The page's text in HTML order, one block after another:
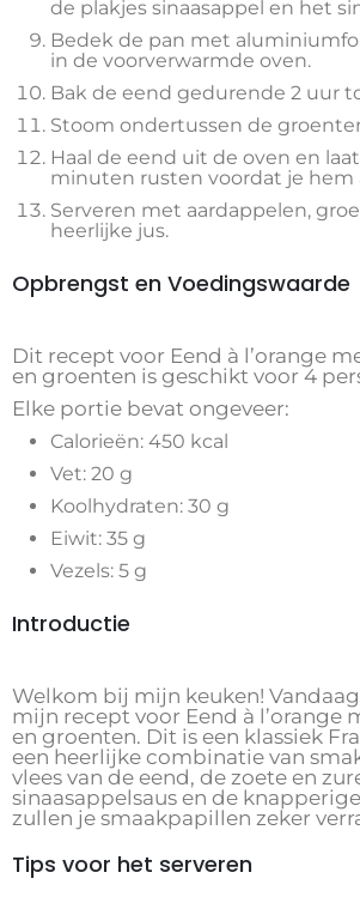
de plakjes sinaasappel en het
Bedek de pan met
in de voorverwarmde oven.
Bak de eend gedurende 2 uur
Stoom ondertussen de
Haal de eend uit de oven en
minuten rusten voordat je hem
Serveren met aardappelen,
heerlijke jus.
Opbrengst en Voedingswaarde
Dit recept voor Eend à l’orange
en groenten is geschikt voor 4
Elke portie bevat ongeveer:
Calorieën: 450 kcal
Vet: 20 g
Koolhydraten: 30 g
Eiwit: 35 g
Vezels: 5 g
Introductie
Welkom bij mijn keuken!
mijn recept voor Eend à l’orange
en groenten. Dit is een klassiek
een heerlijke combinatie van
vlees van de eend, de zoete en
sinaasappelsaus en de
zullen je smaakpapillen zeker
Tips voor het serveren